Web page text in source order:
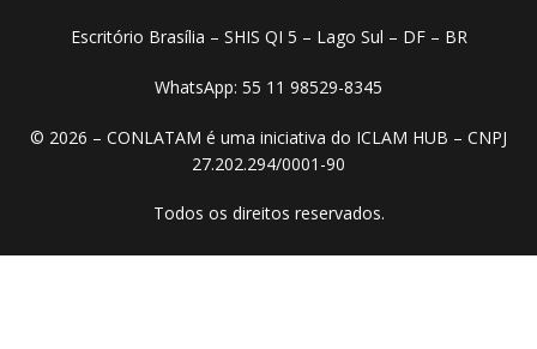
Escritório Brasília – SHIS QI 5 – Lago Sul – DF – BR
WhatsApp: 55 11 98529-8345
© 2026 – CONLATAM é uma iniciativa do ICLAM HUB – CNPJ
27.202.294/0001-90
Todos os direitos reservados.​